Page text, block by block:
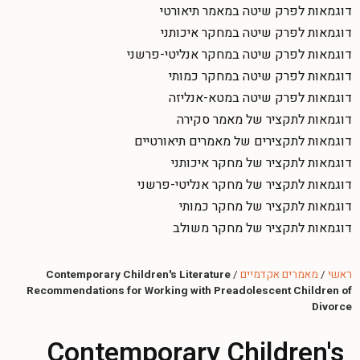
דוגמאות לפרק שיטה במאמר תיאורטי
דוגמאות לפרק שיטה במחקר איכותני
דוגמאות לפרק שיטה במחקר אנליטי-פרשני
דוגמאות לפרק שיטה במחקר כמותי
דוגמאות לפרק שיטה במטא-אנליזה
דוגמאות לתקציר של מאמר סקירה
דוגמאות לתקצירים של מאמרים תיאורטיים
דוגמאות לתקציר של מחקר איכותני
דוגמאות לתקציר של מחקר אנליטי-פרשני
דוגמאות לתקציר של מחקר כמותי
דוגמאות לתקציר של מחקר משולב
ראשי / מאמרים אקדמיים /
Contemporary Children's Literature
Recommendations for Working with Preadolescent Children of
Divorce